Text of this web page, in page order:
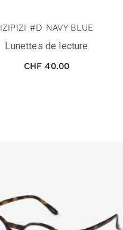
IZIPIZI #D NAVY BLUE
Lunettes de lecture
CHF 40.00